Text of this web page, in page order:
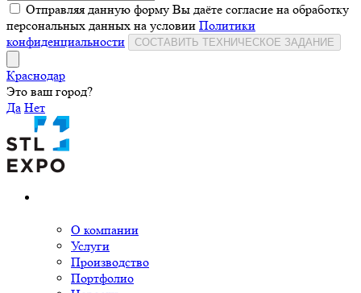
Отправляя данную форму Вы даёте согласие на обработку
персональных данных на условии Политики
конфиденциальности
СОСТАВИТЬ ТЕХНИЧЕСКОЕ ЗАДАНИЕ
Краснодар
Это ваш город?
Да Нет
О компании
Услуги
Производство
Портфолио